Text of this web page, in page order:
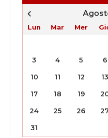
Lun Mar Mer
3
4 5 6
10
11 12 13
17 18 19
24
25 26
31